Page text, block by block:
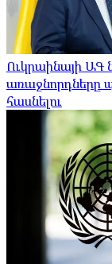
Ուկրաինայի
առաջնորդները
հասնելու